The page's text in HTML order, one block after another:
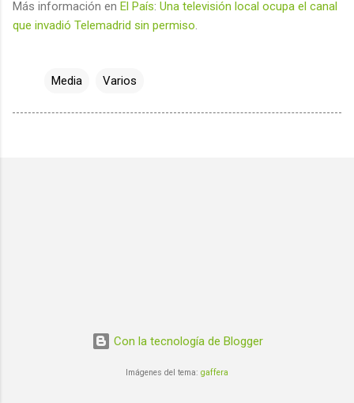
Más información en El País: Una televisión local ocupa el canal
que invadió Telemadrid sin permiso
Media Varios
Con la tecnología de Blogger
Imágenes del tema: gaffera